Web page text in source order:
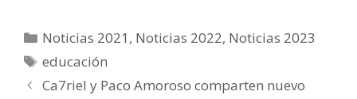
Noticias 2021 , Noticias 2022, Noticias 2023
educación
Ca7riel y Paco Amoroso comparten nuevo